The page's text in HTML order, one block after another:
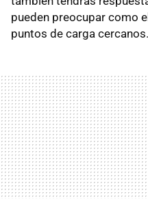
pueden preocupar como
puntos de carga cercanos.